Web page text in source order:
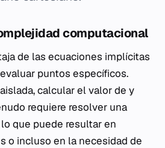
computacional
de las ecuaciones implícitas
puntos específicos.
calcular el valor de y
requiere resolver una
que puede resultar en
o incluso en la necesidad de